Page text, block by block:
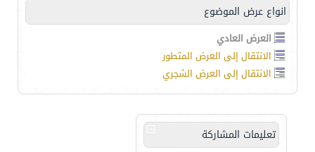
انواع عرض الموضوع
العرض العادي
الانتقال إلى العرض المتطور
الانتقال إلى العرض الشجري
تعليمات المشاركة